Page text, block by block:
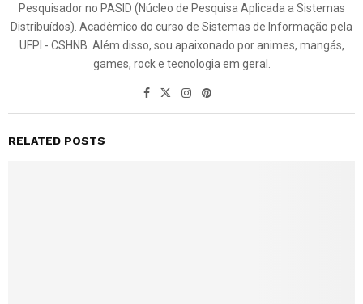
Pesquisador no PASID (Núcleo de Pesquisa Aplicada a Sistemas
Distribuídos). Acadêmico do curso de Sistemas de Informação pela
UFPI - CSHNB. Além disso, sou apaixonado por animes, mangás,
games, rock e tecnologia em geral.
RELATED POSTS